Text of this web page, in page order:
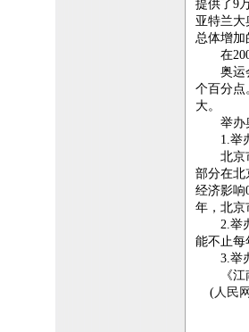
提供了9
亚特兰
总体增加
在2008
奥运会
个百分点
大。
举办奥
1.举办
北京市
部分在北
经济影响
年，北京
2.举办
能不止每
3.举办
《江南
(人民网